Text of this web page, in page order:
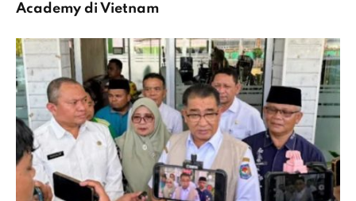
Academy di Vietnam